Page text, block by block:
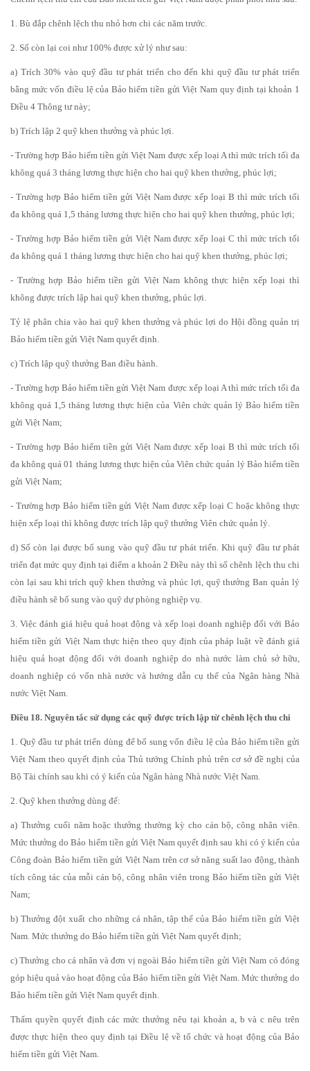
1. Bù đắp chênh lệch thu nhỏ hơn chi các năm trước.
2. Số còn lại coi như 100% được xử lý như sau:
a) Trích 30% vào quỹ đầu tư phát triển cho đến khi quỹ đầu tư phát triển
bằng mức vốn điều lệ của Bảo hiểm tiền gửi Việt Nam quy định tại khoản 1
Điều 4 Thông tư này;
b) Trích lập 2 quỹ khen thưởng và phúc lợi.
- Trường hợp Bảo hiểm tiền gửi Việt Nam được xếp loại A thì mức trích tối đa
không quá 3 tháng lương thực hiện cho hai quỹ khen thưởng, phúc lợi;
- Trường hợp Bảo hiểm tiền gửi Việt Nam được xếp loại B thì mức trích tối
đa không quá 1,5 tháng lương thực hiện cho hai quỹ khen thưởng, phúc lợi;
- Trường hợp Bảo hiểm tiền gửi Việt Nam được xếp loại C thì mức trích tối
đa không quá 1 tháng lương thực hiện cho hai quỹ khen thưởng, phúc lợi;
- Trường hợp Bảo hiểm tiền gửi Việt Nam không thực hiện xếp loại thì
không được trích lập hai quỹ khen thưởng, phúc lợi.
Tỷ lệ phân chia vào hai quỹ khen thưởng và phúc lợi do Hội đồng quản trị
Bảo hiểm tiền gửi Việt Nam quyết định.
c) Trích lập quỹ thưởng Ban điều hành.
- Trường hợp Bảo hiểm tiền gửi Việt Nam được xếp loại A thì mức trích tối đa
không quá 1,5 tháng lương thực hiện của Viên chức quản lý Bảo hiểm tiền
gửi Việt Nam;
- Trường hợp Bảo hiểm tiền gửi Việt Nam được xếp loại B thì mức trích tối
đa không quá 01 tháng lương thực hiện của Viên chức quản lý Bảo hiểm tiền
gửi Việt Nam;
- Trường hợp Bảo hiểm tiền gửi Việt Nam được xếp loại C hoặc không thực
hiện xếp loại thì không được trích lập quỹ thưởng Viên chức quản lý.
d) Số còn lại được bổ sung vào quỹ đầu tư phát triển. Khi quỹ đầu tư phát
triển đạt mức quy định tại điểm a khoản 2 Điều này thì số chênh lệch thu chi
còn lại sau khi trích quỹ khen thưởng và phúc lợi, quỹ thưởng Ban quản lý
điều hành sẽ bổ sung vào quỹ dự phòng nghiệp vụ.
3. Việc đánh giá hiệu quả hoạt động và xếp loại doanh nghiệp đối với Bảo
hiểm tiền gửi Việt Nam thực hiện theo quy định của pháp luật về đánh giá
hiệu quả hoạt động đối với doanh nghiệp do nhà nước làm chủ sở hữu,
doanh nghiệp có vốn nhà nước và hướng dẫn cụ thể của Ngân hàng Nhà
nước Việt Nam.
Điều 18. Nguyên tắc sử dụng các quỹ được trích lập từ chênh lệch thu chi
1. Quỹ đầu tư phát triển dùng để bổ sung vốn điều lệ của Bảo hiểm tiền gửi
Việt Nam theo quyết định của Thủ tướng Chính phủ trên cơ sở đề nghị của
Bộ Tài chính sau khi có ý kiến của Ngân hàng Nhà nước Việt Nam.
2. Quỹ khen thưởng dùng để:
a) Thưởng cuối năm hoặc thưởng thường kỳ cho cán bộ, công nhân viên.
Mức thưởng do Bảo hiểm tiền gửi Việt Nam quyết định sau khi có ý kiến của
Công đoàn Bảo hiểm tiền gửi Việt Nam trên cơ sở năng suất lao động, thành
tích công tác của mỗi cán bộ, công nhân viên trong Bảo hiểm tiền gửi Việt
Nam;
b) Thưởng đột xuất cho những cá nhân, tập thể của Bảo hiểm tiền gửi Việt
Nam. Mức thưởng do Bảo hiểm tiền gửi Việt Nam quyết định;
c) Thưởng cho cá nhân và đơn vị ngoài Bảo hiểm tiền gửi Việt Nam có đóng
góp hiệu quả vào hoạt động của Bảo hiểm tiền gửi Việt Nam. Mức thưởng do
Bảo hiểm tiền gửi Việt Nam quyết định.
Thẩm quyền quyết định các mức thưởng nêu tại khoản a, b và c nêu trên
được thực hiện theo quy định tại Điều lệ về tổ chức và hoạt động của Bảo
hiểm tiền gửi Việt Nam.